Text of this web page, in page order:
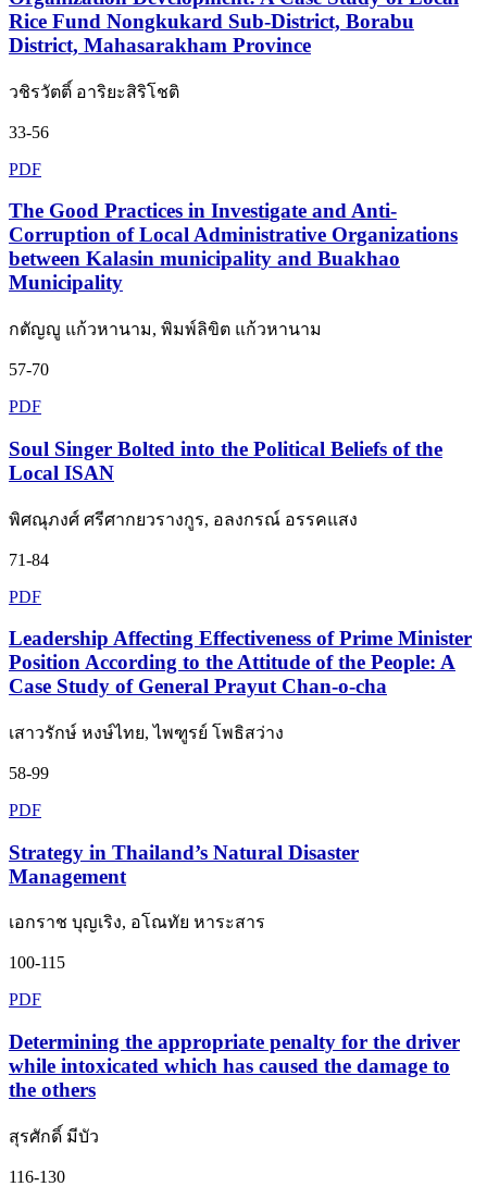
Rice Fund Nongkukard Sub-District, Borabu
District, Mahasarakham Province
วชิรวัตติ์ อาริยะสิริโชติ
33-56
PDF
The Good Practices in Investigate and Anti-
Corruption of Local Administrative Organizations
between Kalasin municipality and Buakhao
Municipality
กตัญญู แก้วหานาม, พิมพ์ลิขิต แก้วหานาม
57-70
PDF
Soul Singer Bolted into the Political Beliefs of the
Local ISAN
พิศณุภงศ์ ศรีศากยวรางกูร, อลงกรณ์ อรรคแสง
71-84
PDF
Leadership Affecting Effectiveness of Prime Minister
Position According to the Attitude of the People: A
Case Study of General Prayut Chan-o-cha
เสาวรักษ์ หงษ์ไทย, ไพฑูรย์ โพธิสว่าง
58-99
PDF
Strategy in Thailand’s Natural Disaster
Management
เอกราช บุญเริง, อโณทัย หาระสาร
100-115
PDF
Determining the appropriate penalty for the driver
while intoxicated which has caused the damage to
the others
สุรศักดิ์ มีบัว
116-130